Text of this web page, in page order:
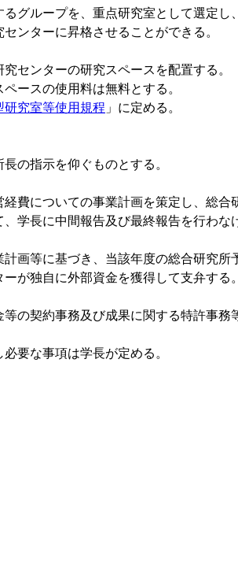
ループを、重点研究室として選定し
ンターに昇格させることができる。
センターの研究スペースを配置する。
ースの使用料は無料とする。
研究室等使用規程 」に定める。
の指示を仰ぐものとする。
についての事業計画を策定し、総合
学長に中間報告及び最終報告を行わな
等に基づき、当該年度の総合研究所
が独自に外部資金を獲得して支弁する。
契約事務及び成果に関する特許事務
要な事項は学長が定める。